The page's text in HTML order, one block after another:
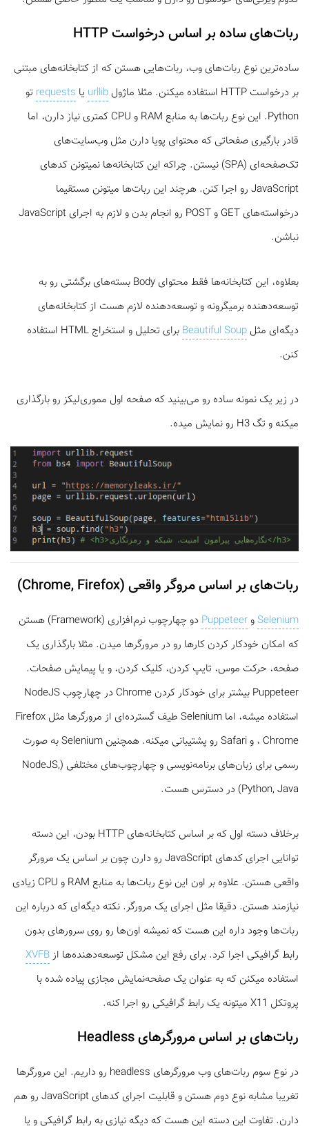
ربات‌های ساده بر اساس درخواست HTTP
ساده‌ترین نوع ربات‌های وب، ربات‌هایی هستن که از کتابخانه‌های مبتنی
بر درخواست HTTP استفاده میکنن. مثلا ماژول
urllib یا requests تو
Python. این نوع ربات‌ها به منابع RAM و CPU کمتری نیاز دارن، اما
قادر بارگیری صفحاتی که محتوای پویا دارن مثل وب‌سایت‌های
تک‌صفحه‌ای (SPA) نیستن. چراکه این کتابخانه‌ها نمیتونن کدهای
JavaScript رو اجرا کنن. هرچند این ربات‌ها میتونن مستقیما
درخواسته‌های GET و POST رو انجام بدن و لازم به اجرای JavaScript
نباشن.
بعلاوه، این کتابخانه‌ها فقط محتوای Body بسته‌های برگشتی رو به
توسعه‌دهنده برمیگرونه و توسعه‌دهنده لازم هست از کتابخانه‌های
دیگه‌ای مثل Beautiful Soup
برای تحلیل و استخراج HTML استفاده
کنن.
در زیر یک نمونه ساده رو می‌بینید که صفحه اول مموری‌لیکز رو بارگذاری
میکنه و تگ H3 رو نمایش میده.
ربات‌های بر اساس مروگر واقعی (Chrome, Firefox)
Seleniumو Puppeteer
دو چهارچوب نرم‌افزاری (Framework) هستن
که امکان خودکار کردن کارها رو در مرورگرها میدن. مثلا بارگذاری یک
صفحه، حرکت موس، تایپ کردن، کلیک کردن، و یا پیمایش صفحات.
Puppeteer بیشتر برای خودکار کردن Chrome در چهارچوب NodeJS
استفاده میشه، اما Selenium طیف گسترده‌ای از مرورگرها مثل Firefox
، Chrome و Safari رو پشتیبانی میکنه. همچنین Selenium به صورت
رسمی برای زبان‌های برنامه‌نویسی و چهارچوب‌های مختلفی (NodeJS,
Python, Java) در دسترس هست.
برخلاف دسته اول که بر اساس کتابخانه‌های HTTP بودن، این دسته
توانایی اجرای کدهای JavaScript رو دارن چون بر اساس یک مرورگر
واقعی هستن. علاوه بر اون این نوع ربات‌ها به منابع RAM و CPU زیادی
نیازمند هستن. دقیقا مثل اجرای یک مرورگر. نکته دیگه‌ای که درباره این
ربات‌ها وجود داره این هست که نمیشه اون‌ها رو روی سرورهای بدون
رابط گرافیکی اجرا کرد. برای رفع این مشکل توسعه‌دهنده‌ها از XVFB
استفاده میکنن که به عنوان یک صفحه‌نمایش مجازی پیاده شده با
پروتکل X11 میتونه یک رابط گرافیکی رو اجرا کنه.
ربات‌های بر اساس مرورگرهای Headless
در نوع سوم ربات‌های وب مرورگرهای headless رو داریم. این مرورگرها
تغریبا مشابه نوع دوم هستن و قابلیت اجرای کدهای JavaScript رو هم
دارن. تفاوت این دسته این هست که دیگه نیازی به رابط گرافیکی و یا